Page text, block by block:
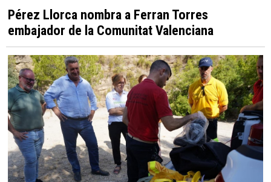
Pérez Llorca nombra a Ferran Torres
embajador de la Comunitat Valenciana